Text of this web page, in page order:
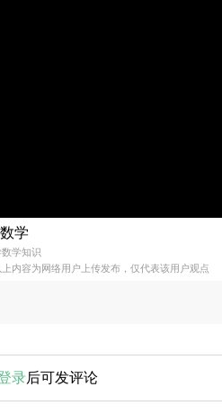
学
学知识
内容为网络用户上传发布，仅代表该用户观点
录后可发评论